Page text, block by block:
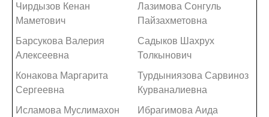
Чирдызов Кенан
Маметович
Лазимова Сонгуль
Пайзахметовна
Барсукова Валерия
Алексеевна
Садыков Шахрух
Толкынович
Конакова Маргарита
Сергеевна
Турдыниязова Сарвиноз
Курваналиевна
Исламова Муслимахон
Ибрагимова Аида